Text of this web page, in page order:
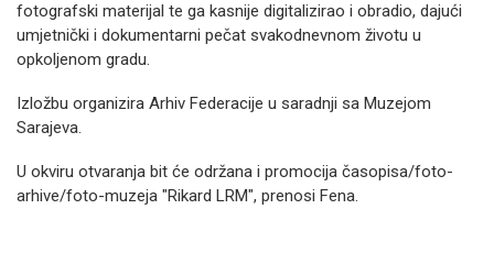
fotografski materijal te ga kasnije digitalizirao i obradio, dajući
umjetnički i dokumentarni pečat svakodnevnom životu u
opkoljenom gradu.
Izložbu organizira Arhiv Federacije u saradnji sa Muzejom
Sarajeva.
U okviru otvaranja bit će održana i promocija časopisa/foto-
arhive/foto-muzeja "Rikard LRM", prenosi Fena.